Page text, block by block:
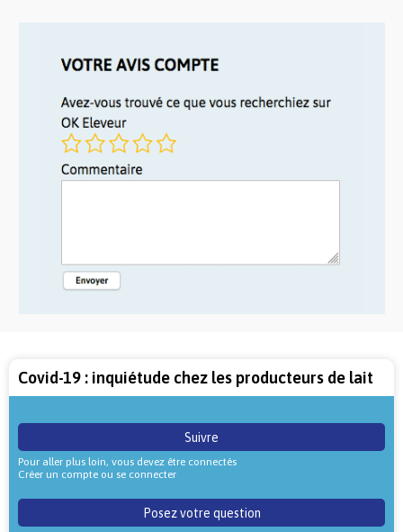
Covid-19 : inquiétude chez les producteurs de lait
Suivre
Pour aller plus loin, vous devez être connectés
Créer un compte ou se connecter
Posez votre question